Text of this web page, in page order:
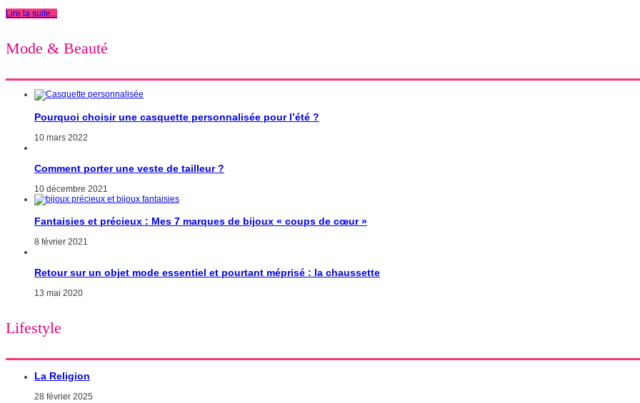
Lire la suite...
Mode & Beauté
Pourquoi choisir une casquette personnalisée pour l’été ?
10 mars 2022
Comment porter une veste de tailleur ?
10 décembre 2021
Fantaisies et précieux : Mes 7 marques de bijoux « coups de cœur »
8 février 2021
Retour sur un objet mode essentiel et pourtant méprisé : la chaussette
13 mai 2020
Lifestyle
La Religion
28 février 2025